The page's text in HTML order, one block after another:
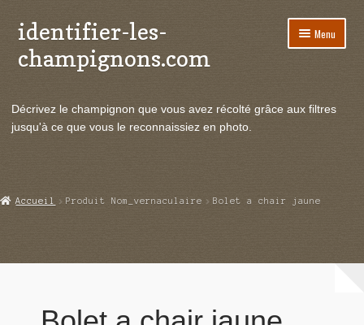
Aller
à
la
Aller
au
contenu
identifier-les-
champignons.com
Menu
le
Actualités
Echanges et contacts
Décrivez le champignon que vous avez récolté grâce aux filtres
jusqu'à ce que vous le reconnaissiez en photo.
Accueil Produit Nom_vernaculaire Bolet a chair jaune